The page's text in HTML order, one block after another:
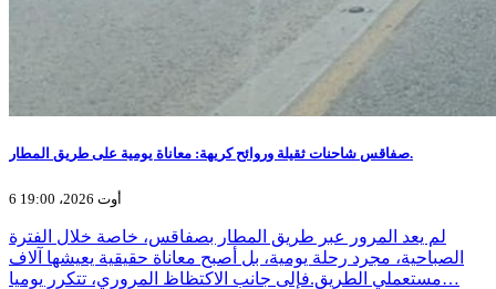
صفاقس شاحنات ثقيلة وروائح كريهة: معاناة يومية على طريق المطار.
6 أوت 2026، 19:00
لم يعد المرور عبر طريق المطار بصفاقس، خاصة خلال الفترة
الصباحية، مجرد رحلة يومية، بل أصبح معاناة حقيقية يعيشها آلاف
مستعملي الطريق.فإلى جانب الاكتظاظ المروري، تتكرر يوميا…